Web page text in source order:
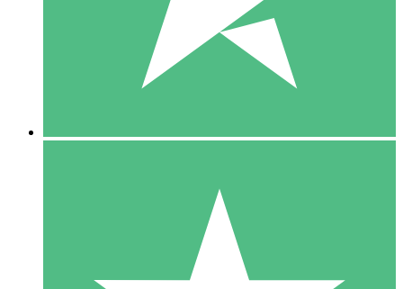
1 Téléchargement
10 00
10 Téléchargements
20 00